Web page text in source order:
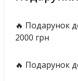
🔥 Подарунок
2000 грн
🔥 Подарунок